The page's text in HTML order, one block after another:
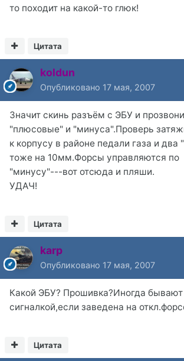
то походит на какой-то глюк!
Цитата
koldun
Опубликовано 17 мая, 2007
Значит скинь разъём с ЭБУ и
"плюсовые" и "минуса".Проверь
к корпусу в районе педали газа и
тоже на 10мм.Форсы управляются по
"минусу"---вот отсюда и пляши.
УДАЧ!
Цитата
karp
Опубликовано 17 мая, 2007
Какой ЭБУ? Прошивка?Иногда
сигналкой,если заведена на
Цитата